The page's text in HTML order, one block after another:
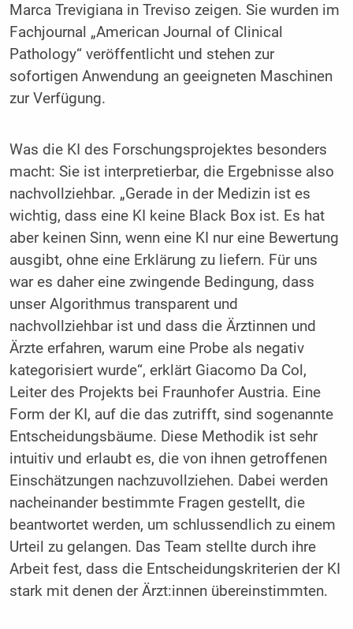
Marca Trevigiana in Treviso zeigen. Sie wurden im
Fachjournal „American Journal of Clinical
Pathology“ veröffentlicht und stehen zur
sofortigen Anwendung an geeigneten Maschinen
zur Verfügung.
Was die KI des Forschungsprojektes besonders
macht: Sie ist interpretierbar, die Ergebnisse also
nachvollziehbar. „Gerade in der Medizin ist es
wichtig, dass eine KI keine Black Box ist. Es hat
aber keinen Sinn, wenn eine KI nur eine Bewertung
ausgibt, ohne eine Erklärung zu liefern. Für uns
war es daher eine zwingende Bedingung, dass
unser Algorithmus transparent und
nachvollziehbar ist und dass die Ärztinnen und
Ärzte erfahren, warum eine Probe als negativ
kategorisiert wurde“, erklärt Giacomo Da Col,
Leiter des Projekts bei Fraunhofer Austria. Eine
Form der KI, auf die das zutrifft, sind sogenannte
Entscheidungsbäume. Diese Methodik ist sehr
intuitiv und erlaubt es, die von ihnen getroffenen
Einschätzungen nachzuvollziehen. Dabei werden
nacheinander bestimmte Fragen gestellt, die
beantwortet werden, um schlussendlich zu einem
Urteil zu gelangen. Das Team stellte durch ihre
Arbeit fest, dass die Entscheidungskriterien der KI
stark mit denen der Ärzt:innen übereinstimmten.